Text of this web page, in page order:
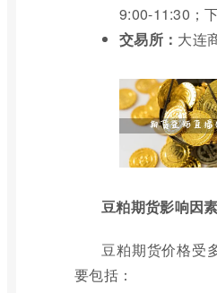
9:00-11:30；
交易所： 大连
豆粕期货影响因素
豆粕期货价格受
要包括：